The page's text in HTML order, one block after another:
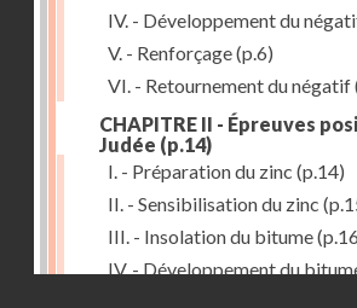
IV. - Développement du
V. - Renforçage(p.6)
VI. - Retournement du négatif
CHAPITRE II - Épreuves
Judée (p.14)
I. - Préparation du zinc (p.14)
II. - Sensibilisation du zinc
III. - Insolation du bitume
IV. - Développement du